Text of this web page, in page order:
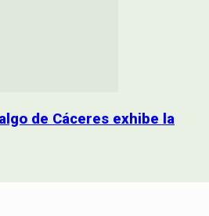
de Cáceres exhibe la